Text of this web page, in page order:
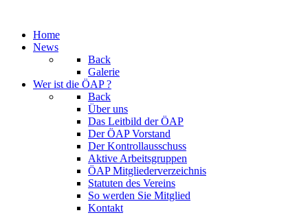
Home
News
Back
Galerie
Wer ist die ÖAP ?
Back
Über uns
Das Leitbild der ÖAP
Der ÖAP Vorstand
Der Kontrollausschuss
Aktive Arbeitsgruppen
ÖAP Mitgliederverzeichnis
Statuten des Vereins
So werden Sie Mitglied
Kontakt